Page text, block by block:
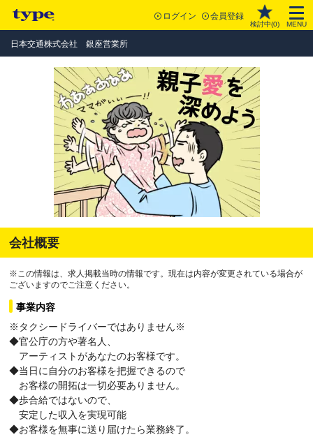
ログイン 会員登録
検討中(0) MENU
日本交通株式会社 銀座営業所
会社概要
※この情報は、求人掲載当時の情報です。現在は内容が変更されている場合が
ございますのでご注意ください。
事業内容
※タクシードライバーではありません※
◆官公庁の方や著名人、
アーティストがあなたのお客様です。
◆当日に自分のお客様を把握できるので
お客様の開拓は一切必要ありません。
◆歩合給ではないので、
安定した収入を実現可能
◆お客様を無事に送り届けたら業務終了。